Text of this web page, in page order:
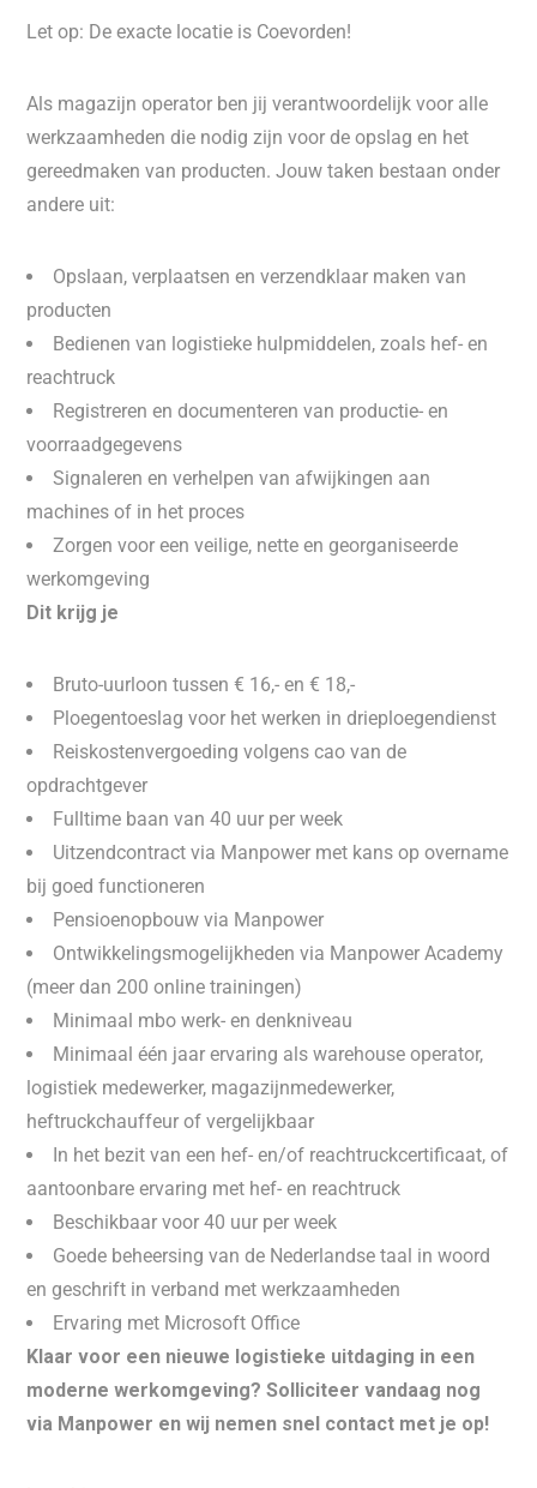
Let op: De exacte locatie is Coevorden!
Als magazijn operator ben jij verantwoordelijk voor alle
werkzaamheden die nodig zijn voor de opslag en het
gereedmaken van producten. Jouw taken bestaan onder
andere uit:
Opslaan, verplaatsen en verzendklaar maken van
producten
Bedienen van logistieke hulpmiddelen, zoals hef- en
reachtruck
Registreren en documenteren van productie- en
voorraadgegevens
Signaleren en verhelpen van afwijkingen aan
machines of in het proces
Zorgen voor een veilige, nette en georganiseerde
werkomgeving
Dit krijg je
Bruto-uurloon tussen € 16,- en € 18,-
Ploegentoeslag voor het werken in drieploegendienst
Reiskostenvergoeding volgens cao van de
opdrachtgever
Fulltime baan van 40 uur per week
Uitzendcontract via Manpower met kans op overname
bij goed functioneren
Pensioenopbouw via Manpower
Ontwikkelingsmogelijkheden via Manpower Academy
(meer dan 200 online trainingen)
Minimaal mbo werk- en denkniveau
Minimaal één jaar ervaring als warehouse operator,
logistiek medewerker, magazijnmedewerker,
heftruckchauffeur of vergelijkbaar
In het bezit van een hef- en/of reachtruckcertificaat, of
aantoonbare ervaring met hef- en reachtruck
Beschikbaar voor 40 uur per week
Goede beheersing van de Nederlandse taal in woord
en geschrift in verband met werkzaamheden
Ervaring met Microsoft Office
Klaar voor een nieuwe logistieke uitdaging in een
moderne werkomgeving? Solliciteer vandaag nog
via Manpower en wij nemen snel contact met je op!